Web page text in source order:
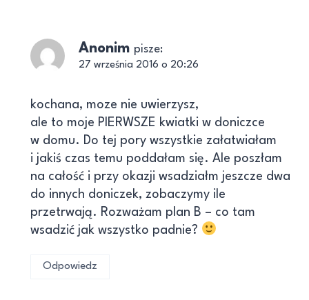
Anonim pisze:
27 września 2016 o 20:26
kochana, moze nie uwierzysz,
ale to moje PIERWSZE kwiatki w doniczce
w domu. Do tej pory wszystkie załatwiałam
i jakiś czas temu poddałam się. Ale poszłam
na całość i przy okazji wsadziałm jeszcze dwa
do innych doniczek, zobaczymy ile
przetrwają. Rozważam plan B – co tam
wsadzić jak wszystko padnie?
Odpowiedz